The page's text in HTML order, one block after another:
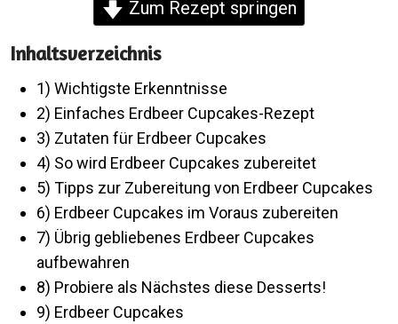
Zum Rezept springen
Inhaltsverzeichnis
1) Wichtigste Erkenntnisse
2) Einfaches Erdbeer Cupcakes-Rezept
3) Zutaten für Erdbeer Cupcakes
4) So wird Erdbeer Cupcakes zubereitet
5) Tipps zur Zubereitung von Erdbeer Cupcakes
6) Erdbeer Cupcakes im Voraus zubereiten
7) Übrig gebliebenes Erdbeer Cupcakes
aufbewahren
8) Probiere als Nächstes diese Desserts!
9) Erdbeer Cupcakes